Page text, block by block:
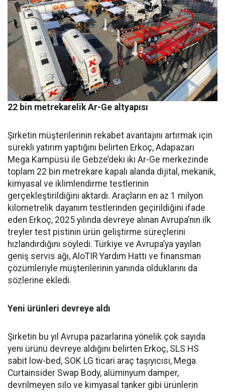
22 bin metrekarelik Ar-Ge altyapısı
Şirketin müşterilerinin reka­bet avantajını artırmak için
sü­rekli yatırım yaptığını belirten Erkoç, Adapazarı
Mega Kampü­sü ile Gebze’deki iki Ar-Ge mer­kezinde
toplam 22 bin metreka­re kapalı alanda dijital, mekanik,
kimyasal ve iklimlendirme test­lerinin
gerçekleştirildiğini ak­tardı. Araçların en az 1 milyon
kilometrelik dayanım testlerin­den geçirildiğini ifade
eden Er­koç, 2025 yılında devreye alınan Avrupa’nın ilk
treyler test pisti­nin ürün geliştirme süreçlerini
hızlandırdığını söyledi. Türkiye ve Avrupa’ya yayılan
geniş ser­vis ağı, AloTIR Yardım Hattı ve finansman
çözümleriyle müşte­rilerinin yanında olduklarını da
sözlerine ekledi.
Yeni ürünleri devreye aldı
Şirketin bu yıl Avrupa pazar­larına yönelik çok sayıda
yeni ürünü devreye aldığını belirten Erkoç, SLS HS
sabit low-bed, SOK LG ticari araç taşıyıcısı, Mega
Curtainsider Swap Body, alüminyum damper,
devrilme­yen silo ve kimyasal tanker gibi ürünlerin